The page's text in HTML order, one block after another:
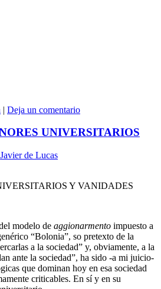
| Deja un comentario
UNIVERSITARIOS
Javier de Lucas
Y VANIDADES
modelo de aggionarmento impuesto a
“Bolonia”, so pretexto de la
a la sociedad” y, obviamente, a la
ante la sociedad”, ha sido -a mi juicio-
que dominan hoy en esa sociedad
criticables. En sí y en su